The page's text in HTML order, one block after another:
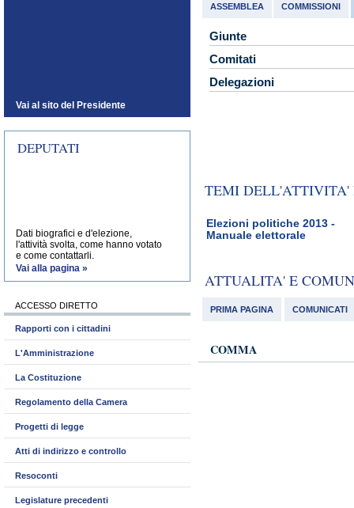
ASSEMBLEA COMMISSIONI
Giunte
Comitati
Delegazioni
TEMI DELL'ATTIVITA'
Elezioni politiche 2013 -
Manuale elettorale
ATTUALITA' E
PRIMA PAGINA COMUNICATI
COMMA
Vai al sito del Presidente
DEPUTATI
Dati biografici e d'elezione,
l'attività svolta, come hanno votato
e come contattarli.
Vai alla pagina »
ACCESSO DIRETTO
Rapporti con i cittadini
L'Amministrazione
La Costituzione
Regolamento della Camera
Progetti di legge
Atti di indirizzo e controllo
Resoconti
Legislature precedenti